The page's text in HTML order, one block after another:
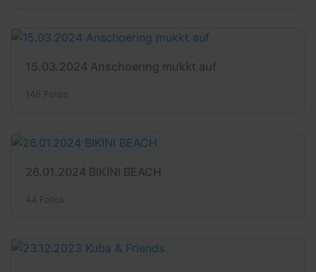
15.03.2024 Anschoering mukkt auf
146 Fotos
26.01.2024 BIKINI BEACH
44 Fotos